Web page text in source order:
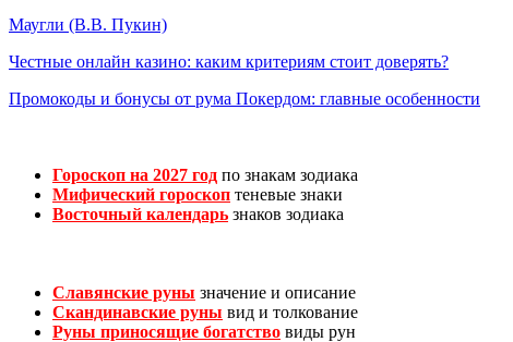
Маугли (В.В. Пукин)
Честные онлайн казино: каким критериям стоит доверять?
Промокоды и бонусы от рума Покердом: главные особенности
Гороскоп на 2027 год по знакам зодиака
Мифический гороскоп теневые знаки
Восточный календарь знаков зодиака
Славянские руны значение и описание
Скандинавские руны вид и толкование
Руны приносящие богатство виды рун